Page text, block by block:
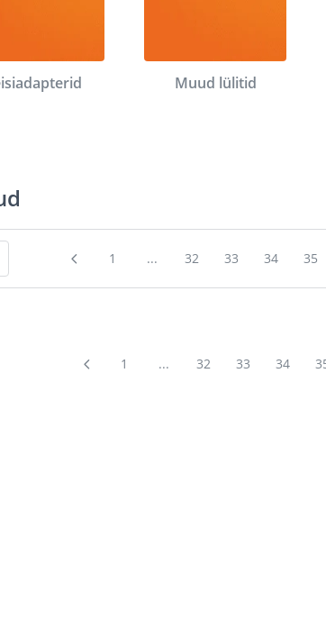
Muud lülitid
1 ... 32 33 34 35
1 ... 32 33 34